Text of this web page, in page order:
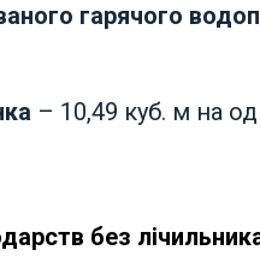
гарячого
– 10,49 куб. м на
без